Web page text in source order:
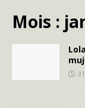
Mois :